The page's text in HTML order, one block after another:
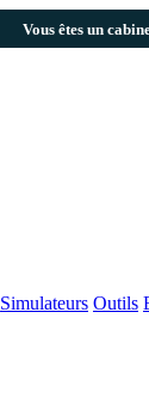
Vous êtes un
Simulateurs Outils